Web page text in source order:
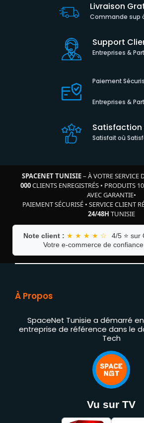
Livraison
Commande sup
Support
Entreprises &
Paiement
Entreprises &
Satisfaction
Satisfait où
SPACENET TUNISIE– À VOTRE SERVICE
000CLIENTS ENREGISTRÉS• PRODUITS
AVEC GARANTIE•
PAIEMENT SÉCURISÉ • SERVICE CLIENT
24/48H TUNISIE
Note client : ★ ★ ★ ★ ☆
4/5 ⭐ sur
Votre e-commerce de confiance
À Propos
SpaceNet Tunisie a démarré
entreprise de référence dans le
Tech
Vu sur TV